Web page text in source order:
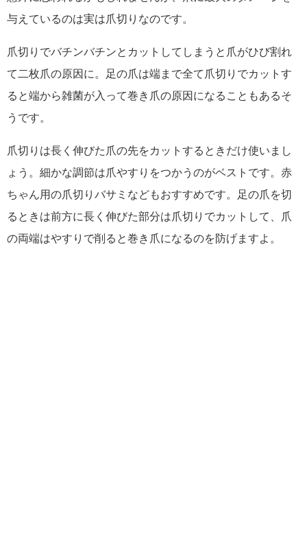
与えているのは実は爪切りなのです。
爪切りでバチンバチンとカットしてしまうと爪がひび割れ
て二枚爪の原因に。足の爪は端まで全て爪切りでカットす
ると端から雑菌が入って巻き爪の原因になることもあるそ
うです。
爪切りは長く伸びた爪の先をカットするときだけ使いまし
ょう。細かな調節は爪やすりをつかうのがベストです。赤
ちゃん用の爪切りバサミなどもおすすめです。足の爪を切
るときは前方に長く伸びた部分は爪切りでカットして、爪
の両端はやすりで削ると巻き爪になるのを防げますよ。